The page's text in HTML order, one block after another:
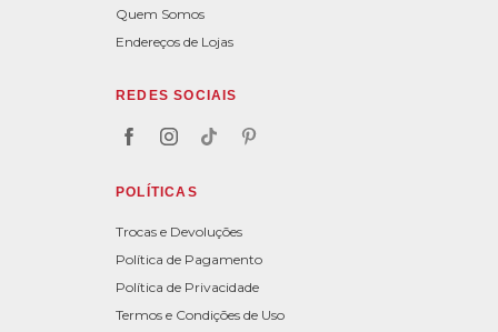
Quem Somos
Endereços de Lojas
REDES SOCIAIS
POLÍTICAS
Trocas e Devoluções
Política de Pagamento
Política de Privacidade
Termos e Condições de Uso